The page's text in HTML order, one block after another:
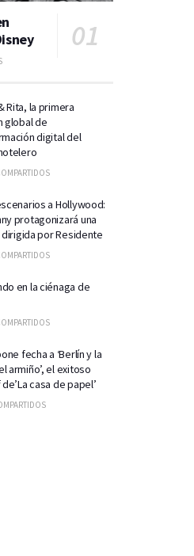
Rita, la primera
global de
digital del
a Hollywood:
protagonizará una
por Residente
en la ciénaga de
fecha a ‘Berlín y la
armiño’, el exitoso
casa de papel’